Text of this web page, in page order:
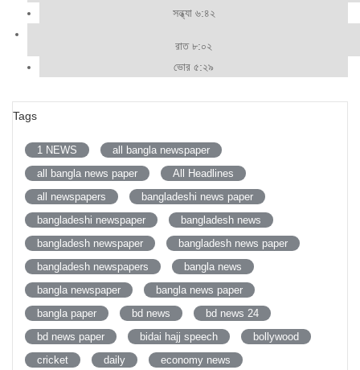
সন্ধ্যা ৬:৪২
রাত ৮:০২
ভোর ৫:২৯
Tags
1 NEWS
all bangla newspaper
all bangla news paper
All Headlines
all newspapers
bangladeshi news paper
bangladeshi newspaper
bangladesh news
bangladesh newspaper
bangladesh news paper
bangladesh newspapers
bangla news
bangla newspaper
bangla news paper
bangla paper
bd news
bd news 24
bd news paper
bidai hajj speech
bollywood
cricket
daily
economy news